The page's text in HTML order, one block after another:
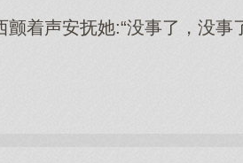
着声安抚她:“没事了，没事